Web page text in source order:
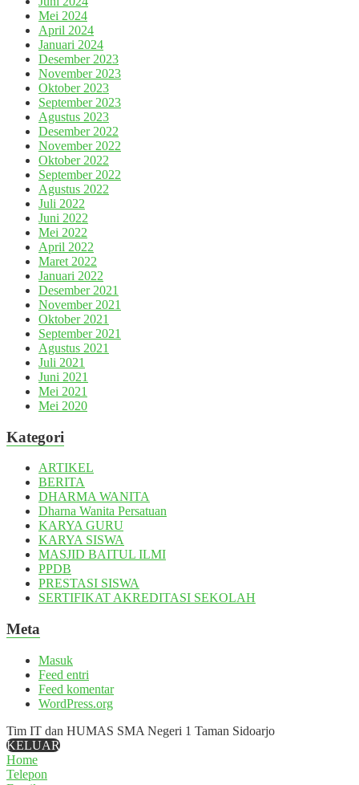
Mei 2024
April 2024
Januari 2024
Desember 2023
November 2023
Oktober 2023
September 2023
Agustus 2023
Desember 2022
November 2022
Oktober 2022
September 2022
Agustus 2022
Juli 2022
Juni 2022
Mei 2022
April 2022
Maret 2022
Januari 2022
Desember 2021
November 2021
Oktober 2021
September 2021
Agustus 2021
Juli 2021
Juni 2021
Mei 2021
Mei 2020
Kategori
ARTIKEL
BERITA
DHARMA WANITA
Dharna Wanita Persatuan
KARYA GURU
KARYA SISWA
MASJID BAITUL ILMI
PPDB
PRESTASI SISWA
SERTIFIKAT AKREDITASI SEKOLAH
Meta
Masuk
Feed entri
Feed komentar
WordPress.org
Tim IT dan HUMAS SMA Negeri 1 Taman Sidoarjo
KELUAR
Home
Telepon